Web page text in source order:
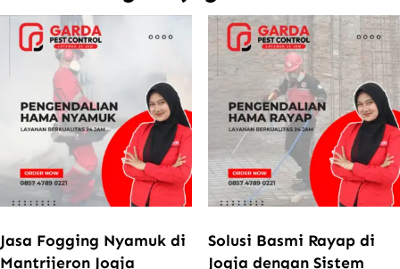
Jasa Fogging Nyamuk di
Mantrijeron Jogja
Solusi Basmi Rayap di
Jogja dengan Sistem